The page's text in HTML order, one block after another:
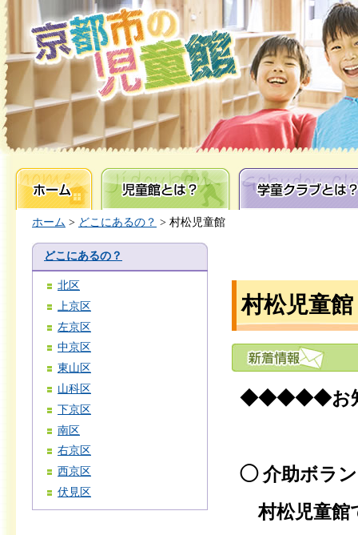
ホーム 児童館とは？ 学童クラブとは？
ホーム > どこにあるの？ > 村松児童館
どこにあるの？
北区
上京区
左京区
中京区
東山区
山科区
下京区
南区
右京区
西京区
伏見区
村松児童館
◆◆◆◆◆お
◯ 介助ボラ
村松児童館